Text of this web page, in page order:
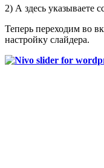
2) А здесь указываете
Теперь переходим во
настройку слайдера.